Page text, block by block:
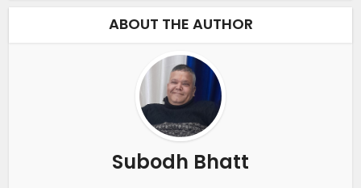
ABOUT THE AUTHOR
Subodh Bhatt